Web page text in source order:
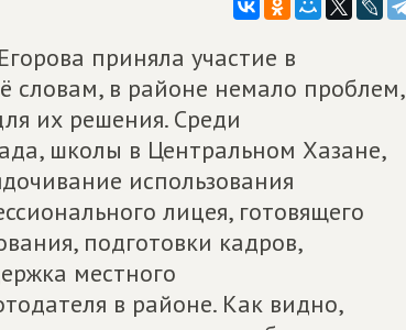
приняла участие в
словам, в районе немало проблем,
их решения. Среди
школы в Центральном Хазане,
использования
лицея, готовящего
подготовки кадров,
местного
в районе. Как видно,